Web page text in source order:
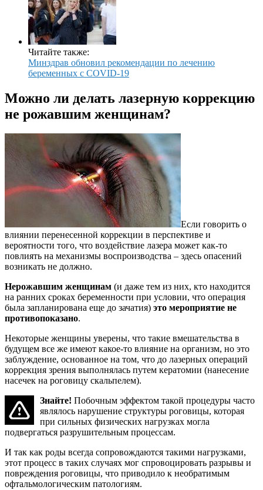
Читайте также:
Минздрав обновил рекомендации по лечению
беременных с COVID-19
Можно ли делать лазерную коррекцию
не рожавшим женщинам?
Если говорить о
влиянии перенесенной коррекции в перспективе и
вероятности того, что воздействие лазера может как-то
повлиять на механизмы воспроизводства – здесь опасений
возникать не должно.
Нерожавшим женщинам (и даже тем из них, кто находится
на ранних сроках беременности при условии, что операция
была запланирована еще до зачатия) это мероприятие не
противопоказано.
Некоторые женщины уверены, что такие вмешательства в
будущем все же имеют какое-то влияние на организм, но это
заблуждение, основанное на том, что до лазерных операций
коррекция зрения выполнялась путем кератомии (нанесение
насечек на роговицу скальпелем).
Знайте! Побочным эффектом такой процедуры часто
являлось нарушение структуры роговицы, которая
при сильных физических нагрузках могла
подвергаться разрушительным процессам.
И так как роды всегда сопровождаются такими нагрузками,
этот процесс в таких случаях мог спровоцировать разрывы и
повреждения роговицы, что приводило к необратимым
офтальмологическим патологиям.